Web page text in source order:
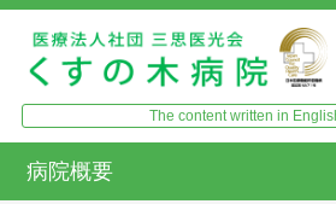
The content written in
病院概要